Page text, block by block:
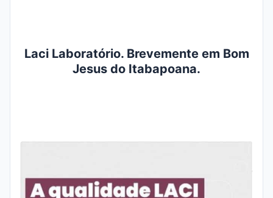
Laci Laboratório. Brevemente em Bom
Jesus do Itabapoana.